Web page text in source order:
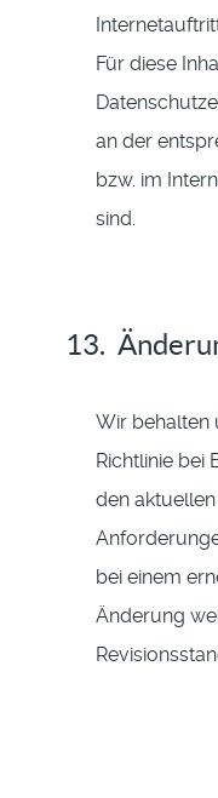
Für diese
an der
bzw. im
sind.
13.
Wir behalten
Richtlinie bei
den
bei einem
Änderung